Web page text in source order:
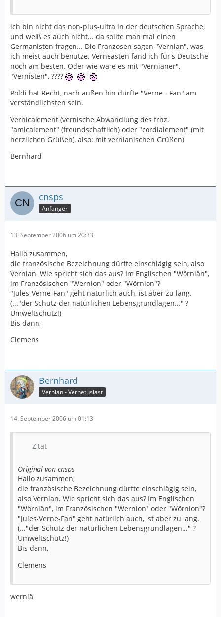
ich bin nicht das non-plus-ultra in der deutschen Sprache,
und weiß es auch nicht... da sollte man mal einen
Germanisten fragen... Die Franzosen sagen "Vernian", was
ich meist auch benutze. Verneasten fand ich für's Deutsche
noch am besten. Oder wie wäre es mit "Vernianer",
"Vernisten", ????
Poldi hat Recht, nach außen hin dürfte "Verne - Fan" am
verständlichsten sein.
Vernicalement (vernische Abwandlung des frnz.
"amicalement" (freundschaftlich) oder "cordialement" (mit
herzlichen Grüßen), also: mit vernianischen Grüßen)
Bernhard
cnsps
Anfänger
13. September 2006 um 20:33
Hallo zusammen,
die französische Bezeichnung dürfte einschlägig sein, also
Vernian. Wie spricht sich das aus? Im Englischen "Wörniän",
im Französischen "Wernion" oder "Wörnion"?
"Jules-Verne-Fan" geht natürlich auch, ist aber zu lang.
(..."der Schutz der natürlichen Lebensgrundlagen..." ?
Umweltschutz!)
Bis dann,
Clemens
Bernhard
Vernian - Vernetusiast
14. September 2006 um 01:13
Zitat
Original von cnsps
Hallo zusammen,
die französische Bezeichnung dürfte einschlägig sein,
also Vernian. Wie spricht sich das aus? Im Englischen
"Wörniän", im Französischen "Wernion" oder "Wörnion"?
"Jules-Verne-Fan" geht natürlich auch, ist aber zu lang.
(..."der Schutz der natürlichen Lebensgrundlagen..." ?
Umweltschutz!)
Bis dann,
Clemens
werniä